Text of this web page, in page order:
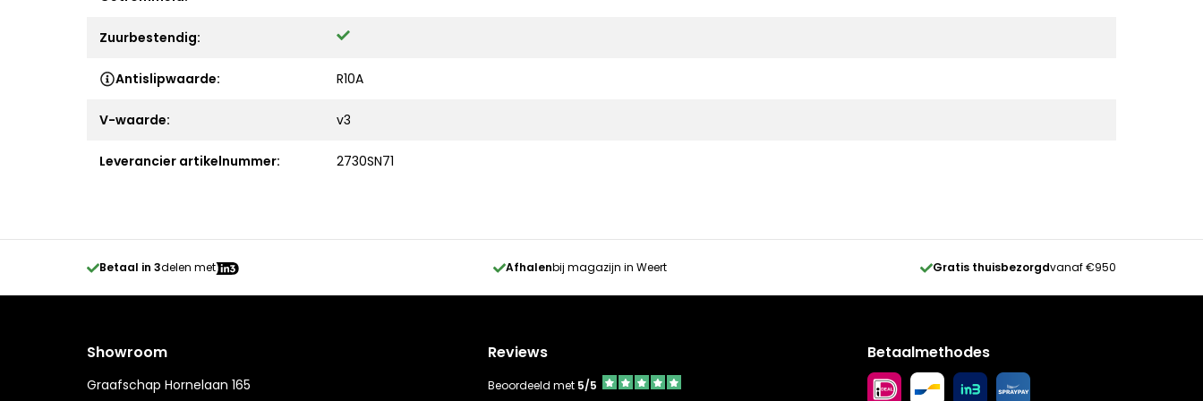
Zuurbestendig:
Antislipwaarde: R10A
V-waarde: v3
Leverancier artikelnummer: 2730SN71
Betaal in 3delen met Afhalenbij magazijn in Weert Gratis thuisbezorgdvanaf €950
Showroom
Graafschap Hornelaan 165
Reviews
Beoordeeld met 5/5
Betaalmethodes